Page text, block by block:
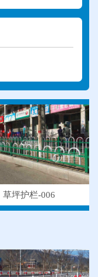
草坪护栏-006